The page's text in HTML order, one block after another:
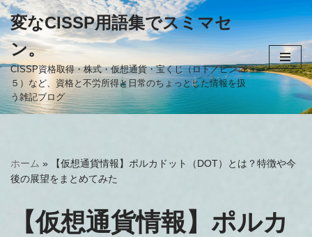
コ
ン
テ
ン
ツ
ッ
プ
変なCISSP用語集でスミマセ
ン。
CISSP資格取得・株式・仮想通貨・宝くじ（ロト／ビンゴ
５）など、資格と不労所得と日常のちょっとした情報を扱
う雑記ブログ
ホーム »
【仮想通貨情報】ポルカドット（DOT）とは？特徴や今
後の展望をまとめてみた
【仮想通貨情報】ポルカ